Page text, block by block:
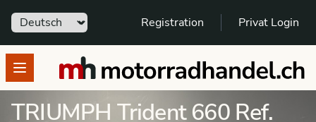
Sprache Registration Privat Login
Open menumotorradhandel.ch
TRIUMPH Trident 660 Ref.